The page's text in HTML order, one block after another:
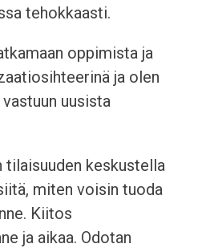
tehokkaasti.
oppimista ja
ja olen
uusista
tilaisuuden keskustella
miten voisin tuoda
Kiitos
ja aikaa. Odotan